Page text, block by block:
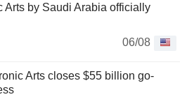
Arts by Saudi Arabia officially
06/08
Arts closes $55 billion go-